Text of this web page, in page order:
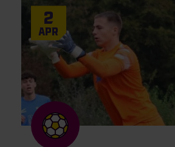
2
Apr